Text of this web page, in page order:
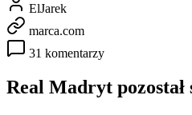
ElJarek
marca.com
31 komentarzy
Real Madryt pozostał